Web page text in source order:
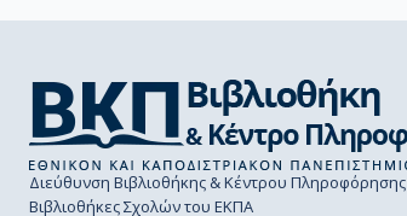
Διεύθυνση Βιβλιοθήκης & Κέντρου Πληροφόρησης
Βιβλιοθήκες Σχολών του ΕΚΠΑ